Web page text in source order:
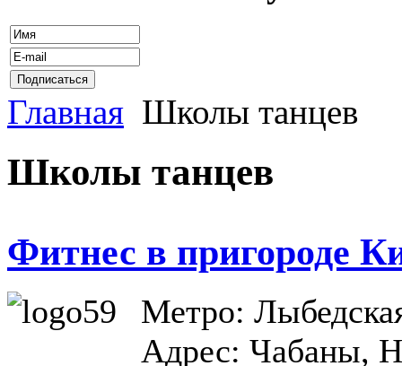
Главная Школы танцев
Школы танцев
Фитнес в пригороде
Метро:
Адрес: Чабаны,